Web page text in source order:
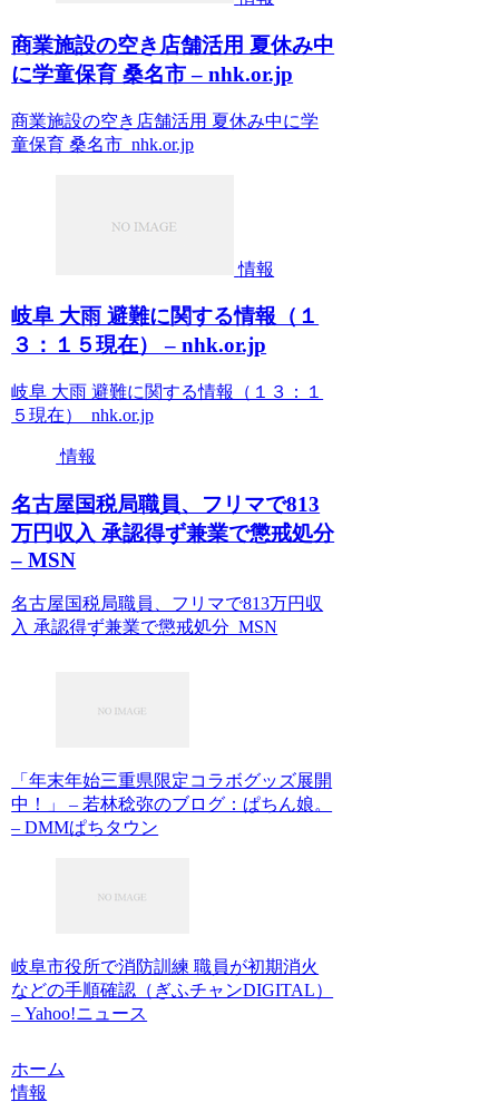
商業施設の空き店舗活用 夏休み中
に学童保育 桑名市 – nhk.or.jp
商業施設の空き店舗活用 夏休み中に学
童保育 桑名市 nhk.or.jp
情報
岐阜 大雨 避難に関する情報（１
３：１５現在） – nhk.or.jp
岐阜 大雨 避難に関する情報（１３：１
５現在） nhk.or.jp
情報
名古屋国税局職員、フリマで813
万円収入 承認得ず兼業で懲戒処分
– MSN
名古屋国税局職員、フリマで813万円収
入 承認得ず兼業で懲戒処分 MSN
「年末年始三重県限定コラボグッズ展開
中！」 – 若林稔弥のブログ：ぱちん娘。
– DMMぱちタウン
岐阜市役所で消防訓練 職員が初期消火
などの手順確認（ぎふチャンDIGITAL）
– Yahoo!ニュース
ホーム
情報